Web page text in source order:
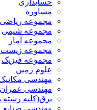
حسابداری
مشاوره
مجموعه ریاضی
مجموعه شیمی
مجموعه آمار
مجموعه
مجموعه فیزیک
علوم زمین
مهندسی
مهندسی
برق(کلیه رشته